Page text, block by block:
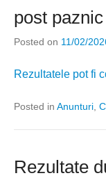
post paznic
Posted on 11/02/
Rezultatele pot fi
Posted in Anunturi
Rezultate